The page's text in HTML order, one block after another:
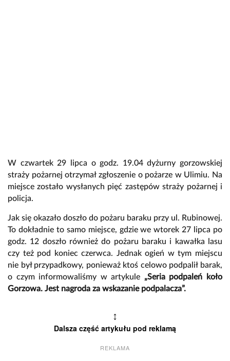
W czwartek 29 lipca o godz. 19.04 dyżurny gorzowskiej
straży pożarnej otrzymał zgłoszenie o pożarze w Ulimiu. Na
miejsce zostało wysłanych pięć zastępów straży pożarnej i
policja.
Jak się okazało doszło do pożaru baraku przy ul. Rubinowej.
To dokładnie to samo miejsce, gdzie we wtorek 27 lipca po
godz. 12 doszło również do pożaru baraku i kawałka lasu
czy też pod koniec czerwca. Jednak ogień w tym miejscu
nie był przypadkowy, ponieważ ktoś celowo podpalił barak,
o czym informowaliśmy w artykule „Seria podpaleń koło
Gorzowa. Jest nagroda za wskazanie podpalacza”.
↕
Dalsza część artykułu pod reklamą
REKLAMA